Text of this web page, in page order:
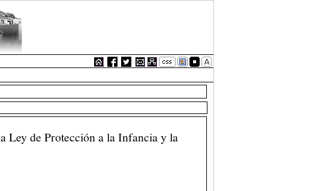
Ley de Protección a la Infancia y la